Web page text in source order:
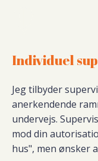
Individuel
Jeg tilbyder
anerkendende
undervejs.
mod din
hus", men ønsker